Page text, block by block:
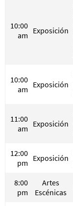
10:00
am Exposición
10:00
am Exposición
11:00
am Exposición
12:00
pm Exposición
8:00
pm
Artes
Escénicas